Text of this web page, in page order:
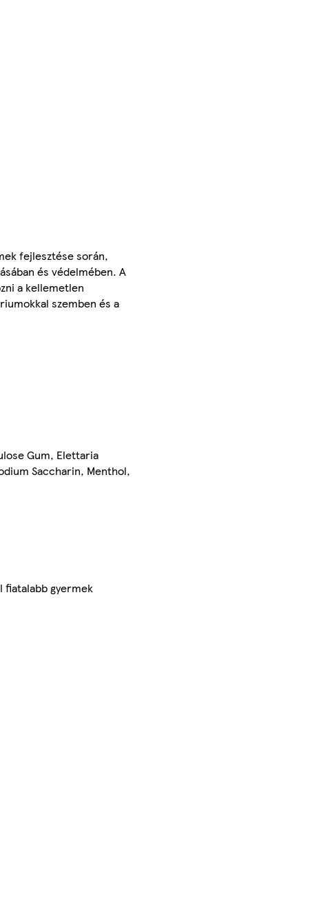
fejlesztése során,
és védelmében. A
a kellemetlen
szemben és a
Gum, Elettaria
Saccharin, Menthol,
fiatalabb gyermek